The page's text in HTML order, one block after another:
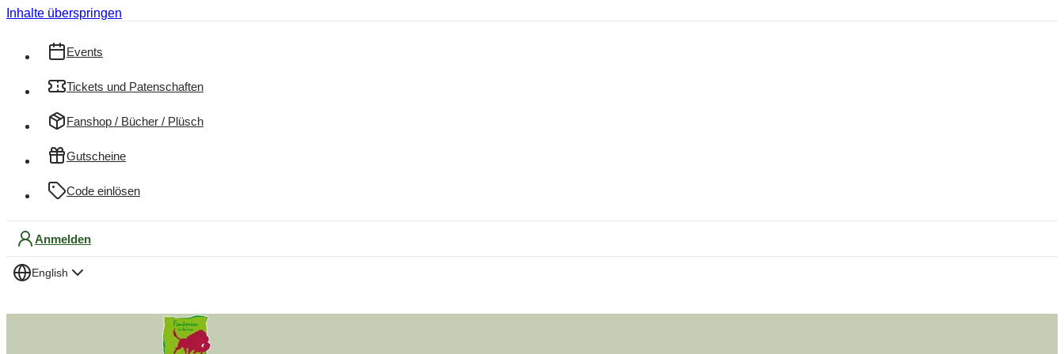
Inhalte überspringen
Events
Tickets und Patenschaften
Fanshop / Bücher / Plüsch
Gutscheine
Code einlösen
Anmelden
English